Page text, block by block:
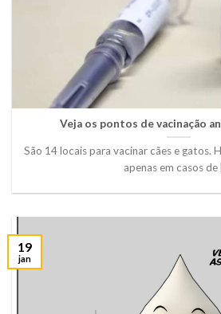
Veja os pontos de vacinação
São 14 locais para vacinar cães e gatos.
apenas em casos de
19
jan